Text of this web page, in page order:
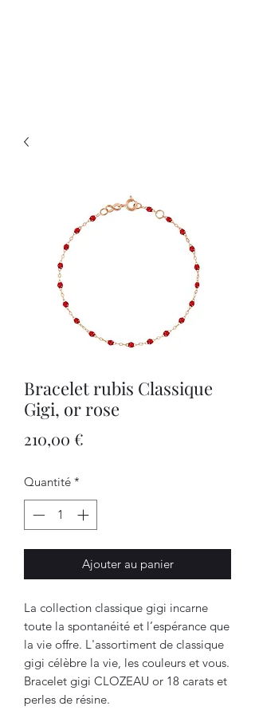
Bracelet rubis Classique
Gigi, or rose
210,00 €
Quantité *
Ajouter au panier
La collection classique gigi incarne
toute la spontanéité et l’espérance que
la vie offre. L'assortiment de classique
gigi célèbre la vie, les couleurs et vous.
Bracelet gigi CLOZEAU or 18 carats et
perles de résine.